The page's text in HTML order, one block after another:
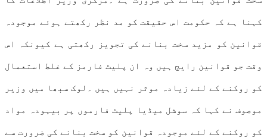
کہنا ہے کہ حکومت اس حقیقت کو مد نظر رکھتے ہوئے موجودہ
قوانین کو مزید سخت بنانے کی تجویز رکھتی ہے کیونکہ اس
وقت جو قوانین رایج ہیں وہ ان پلیٹ فارمز کے غلط استعمال
کو روکنے کے لئے زیادہ موثر نہیں ہیں ۔لوک سبھا میں وزیر
موصوف نے کہا کہ سوشل میڈیا پلیٹ فارموں پر بیہودہ مواد
کو روکنے کے لئے موجودہ قوانین کو سخت بنانے کی ضرورت سے